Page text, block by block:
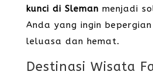
kunci di Sleman menjadi
Anda yang ingin
leluasa dan hemat.
Destinasi Wisata